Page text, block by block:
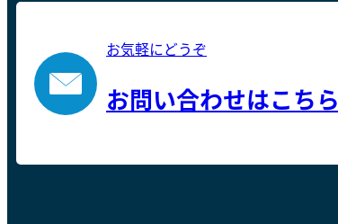
お気軽にどうぞ
お問い合わせはこちら